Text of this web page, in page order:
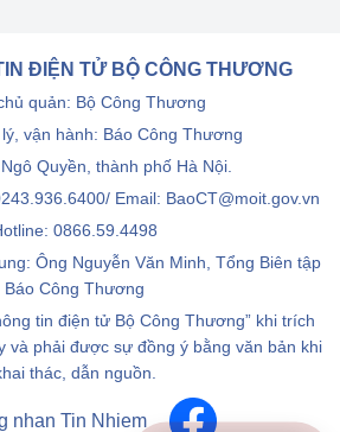
ĐIỆN TỬ BỘ CÔNG THƯƠNG
quản: Bộ Công Thương
vận hành: Báo Công Thương
Quyền, thành phố Hà Nội.
Email: BaoCT@moit.gov.vn
0866.59.4498
Ông Nguyễn Văn Minh, Tổng Biên tập
Báo Công Thương
tin điện tử Bộ Công Thương” khi trích
và phải được sự đồng ý bằng văn bản khi
thác, dẫn nguồn.